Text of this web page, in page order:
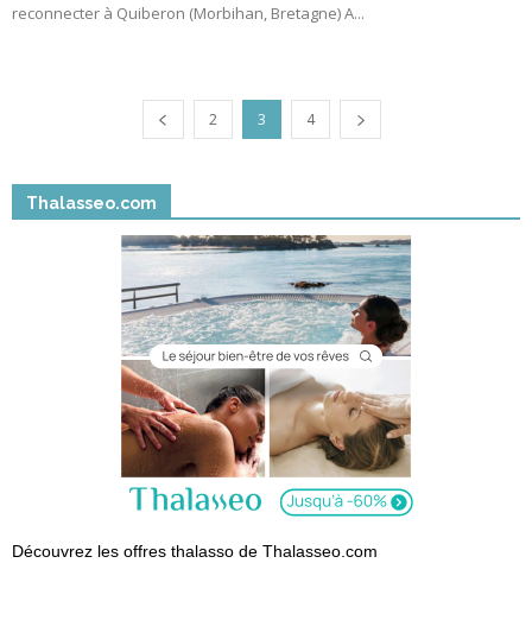
reconnecter à Quiberon (Morbihan, Bretagne) A...
2 3 4
Thalasseo.com
Découvrez les offres thalasso de Thalasseo.com